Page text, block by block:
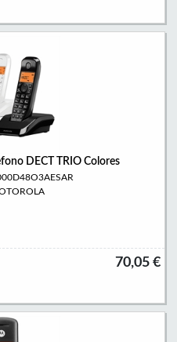
DECT TRIO Colores
70,05 €